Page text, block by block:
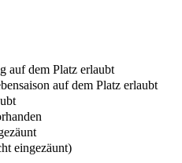
auf dem Platz erlaubt
auf dem Platz erlaubt
eingezäunt)